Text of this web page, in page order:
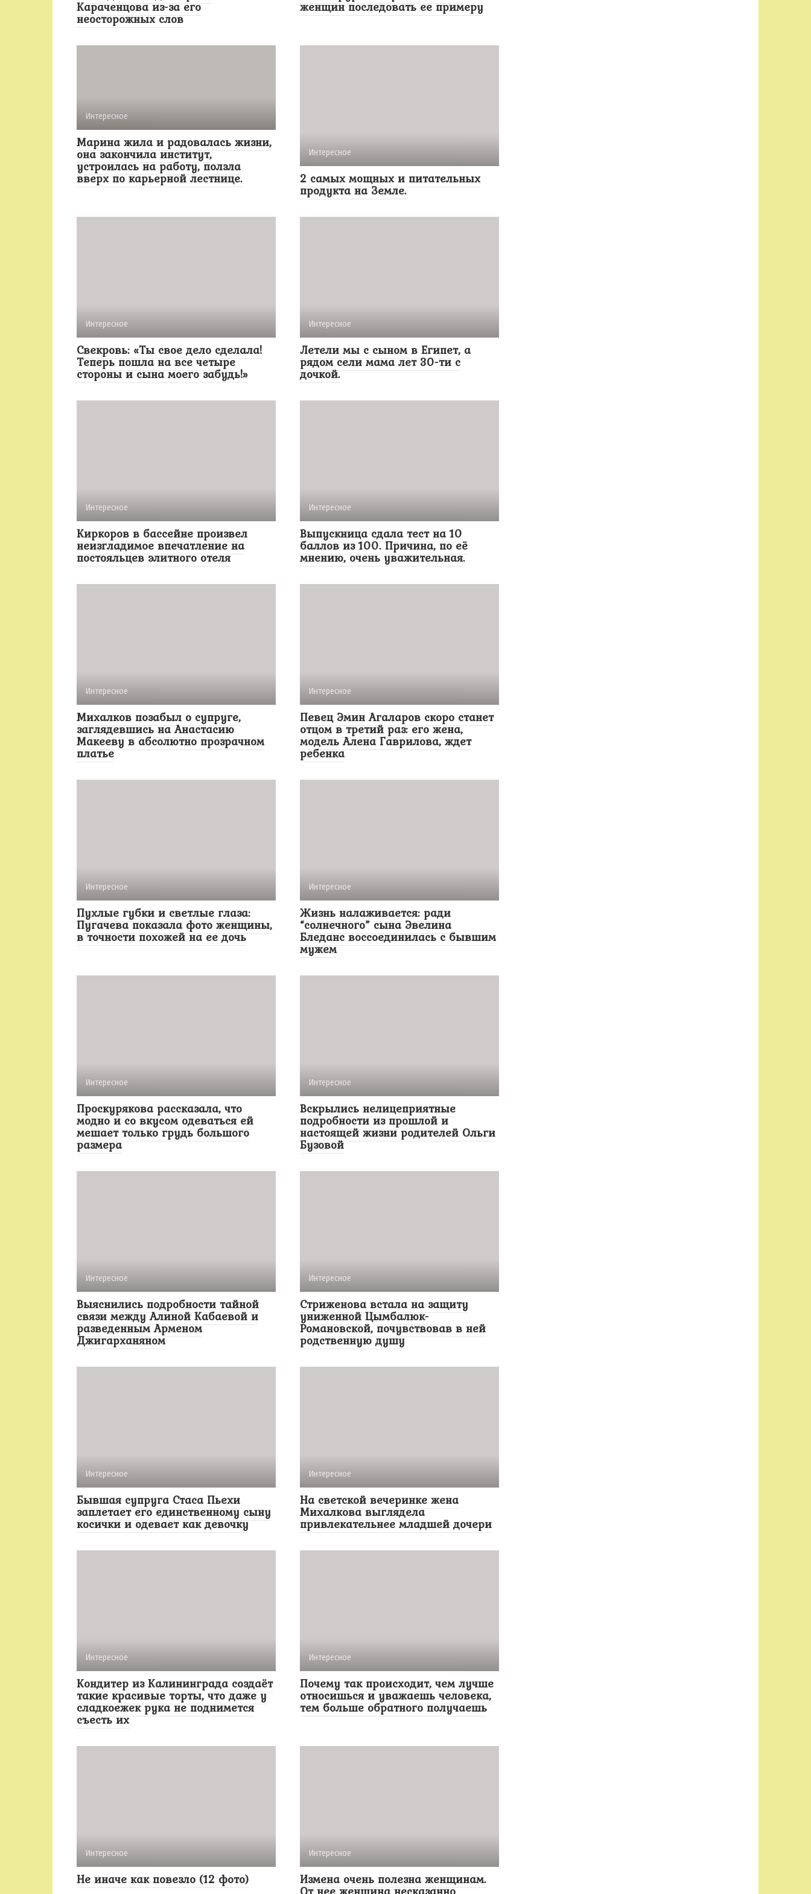
Караченцова из-за его
неосторожных слов
женщин последовать ее примеру
Интересное
Марина жила и радовалась жизни,
она закончила институт,
устроилась на работу, ползла
вверх по карьерной лестнице.
Интересное
2 самых мощных и питательных
продукта на Земле.
Интересное
Свекровь: «Ты свое дело сделала!
Теперь пошла на все четыре
стороны и сына моего забудь!»
Интересное
Летели мы с сыном в Египет, а
рядом сели мама лет 30-ти с
дочкой.
Интересное
Киркоров в бассейне произвел
неизгладимое впечатление на
постояльцев элитного отеля
Интересное
Выпускница сдала тест на 10
баллов из 100. Причина, по её
мнению, очень уважительная.
Интересное
Михалков позабыл о супруге,
заглядевшись на Анастасию
Макееву в абсолютно прозрачном
платье
Интересное
Певец Эмин Агаларов скоро станет
отцом в третий раз: его жена,
модель Алена Гаврилова, ждет
ребенка
Интересное
Пухлые губки и светлые глаза:
Пугачева показала фото женщины,
в точности похожей на ее дочь
Интересное
Жизнь налаживается: ради
“солнечного” сына Эвелина
Бледанс воссоединилась с бывшим
мужем
Интересное
Проскурякова рассказала, что
модно и со вкусом одеваться ей
мешает только грудь большого
размера
Интересное
Вскрылись нелицеприятные
подробности из прошлой и
настоящей жизни родителей Ольги
Бузовой
Интересное
Выяснились подробности тайной
связи между Алиной Кабаевой и
разведенным Арменом
Джигарханяном
Интересное
Стриженова встала на защиту
униженной Цымбалюк-
Романовской, почувствовав в ней
родственную душу
Интересное
Бывшая супруга Стаса Пьехи
заплетает его единственному сыну
косички и одевает как девочку
Интересное
На светской вечеринке жена
Михалкова выглядела
привлекательнее младшей дочери
Интересное
Кондитер из Калининграда создаёт
такие красивые торты, что даже у
сладкоежек рука не поднимется
съесть их
Интересное
Почему так происходит, чем лучше
относишься и уважаешь человека,
тем больше обратного получаешь
Интересное
Не иначе как повезло (12 фото)
Интересное
Измена очень полезна женщинам.